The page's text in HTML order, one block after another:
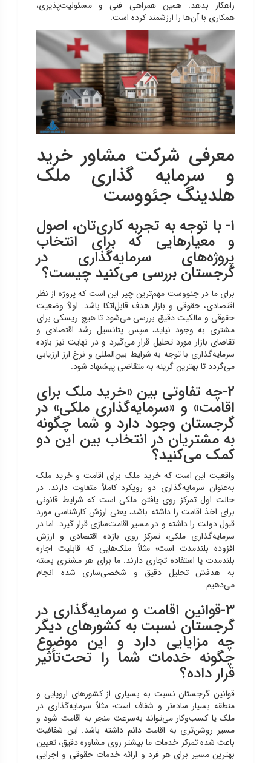
راهکار بدهد. همین همراهی فنی و مسئولیت‌پذیری،
همکاری با آن‌ها را ارزشمند کرده است.
معرفی شرکت مشاور خرید
و سرمایه گذاری ملک
هلدینگ جئووست
۱- با توجه به تجربه‌ کاری‌تان، اصول
و معیارهایی که برای انتخاب
پروژه‌های سرمایه‌گذاری در
گرجستان بررسی می‌کنید چیست؟
برای ما در جئووست مهم‌ترین چیز این است که پروژه از نظر
اقتصادی، حقوقی و بازار هدف قابل‌اتکا باشد. اولاً وضعیت
حقوقی و مالکیت دقیق بررسی می‌شود تا هیچ ریسکی برای
مشتری به وجود نیاید، سپس پتانسیل رشد اقتصادی و
تقاضای بازار مورد تحلیل قرار می‌گیرد و در نهایت نیز بازده
سرمایه‌گذاری با توجه به شرایط بین‌المللی و نرخ ارز ارزیابی
می‌گردد تا بهترین گزینه به متقاضی پیشنهاد شود.
۲-چه تفاوتی بین «خرید ملک برای
اقامت» و «سرمایه‌گذاری ملکی» در
گرجستان وجود دارد و شما چگونه
به مشتریان در انتخاب بین این دو
کمک می‌کنید؟
واقعیت این است که خرید ملک برای اقامت و خرید ملک
به‌عنوان سرمایه‌گذاری دو رویکرد کاملاً متفاوت دارند. در
حالت اول تمرکز روی یافتن ملکی است که شرایط قانونی
برای اخذ اقامت را داشته باشد، یعنی ارزش کارشناسی مورد
قبول دولت را داشته و در مسیر اقامت‌سازی قرار گیرد. اما در
سرمایه‌گذاری ملکی، تمرکز روی بازده اقتصادی و ارزش
افزوده بلندمدت است؛ مثلاً ملک‌هایی که قابلیت اجاره
بلندمدت یا استفاده تجاری دارند. ما برای هر مشتری بسته
به هدفش تحلیل دقیق و شخصی‌سازی شده انجام
می‌دهیم.
۳-قوانین اقامت و سرمایه‌گذاری در
گرجستان نسبت به کشورهای دیگر
چه مزایایی دارد و این موضوع
چگونه خدمات شما را تحت‌تأثیر
قرار داده؟
قوانین گرجستان نسبت به بسیاری از کشورهای اروپایی و
منطقه بسیار ساده‌تر و شفاف است؛ مثلاً سرمایه‌گذاری در
ملک یا کسب‌وکار می‌تواند به‌سرعت منجر به اقامت شود و
مسیر روشن‌تری به اقامت دائم داشته باشد. این شفافیت
باعث شده تمرکز خدمات ما بیشتر روی مشاوره دقیق، تعیین
بهترین مسیر برای هر فرد و ارائه خدمات حقوقی و اجرایی